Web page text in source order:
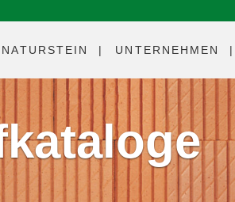
NATURSTEIN UNTERNEHMEN